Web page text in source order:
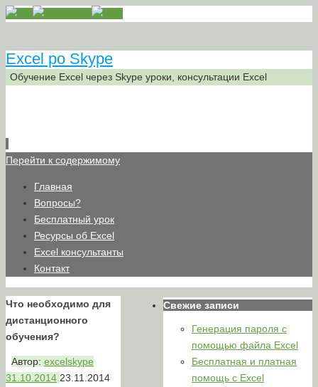
Excel po Skype
Обучение Excel через Skype уроки, консультации Excel
Перейти к содержимому
Главная
Вопросы?
Бесплатный урок
Ресурсы об Excel
Excel консультанты
Контакт
Что необходимо для
дистанционного
обучения?
Автор: excelskype
31.10.2014 23.11.2014
Свежие записи
Генерация пароля с
помощью файла Excel
Бесплатная и платная
помощь с Excel